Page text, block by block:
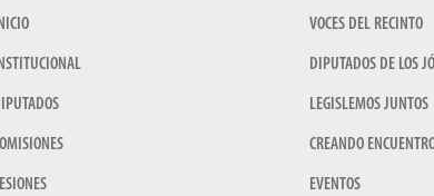
VOCES DEL RECINTO
DIPUTADOS DE LOS
LEGISLEMOS JUNTOS
CREANDO
EVENTOS